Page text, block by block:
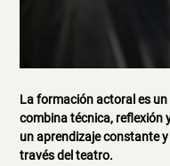
La formación actoral es
combina técnica, reflexión
un aprendizaje constante
través del teatro.